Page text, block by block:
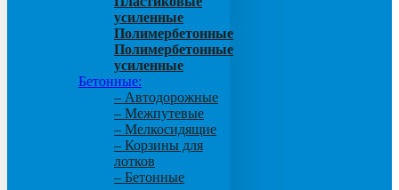
усиленные
Полимербетонные
Полимербетонные
усиленные
Бетонные:
– Автодорожные
– Межпутевые
– Мелкосидящие
– Корзины для
лотков
– Бетонные